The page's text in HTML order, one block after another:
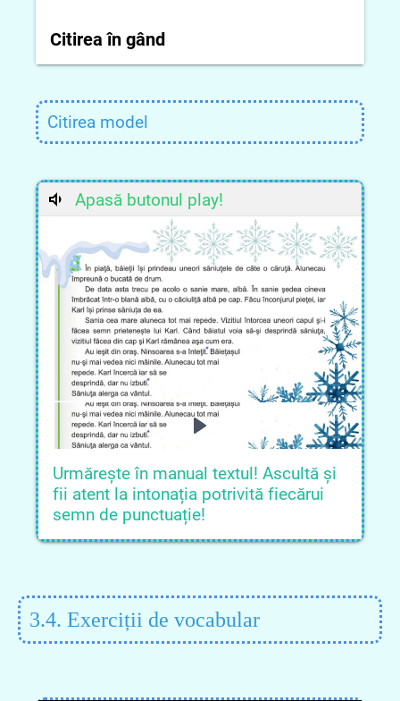
Citirea în gând
Citirea model
Apasă butonul play!
Urmărește în manual textul! Ascultă și
fii atent la intonația potrivită fiecărui
semn de punctuație!
3.4. Exerciții de vocabular